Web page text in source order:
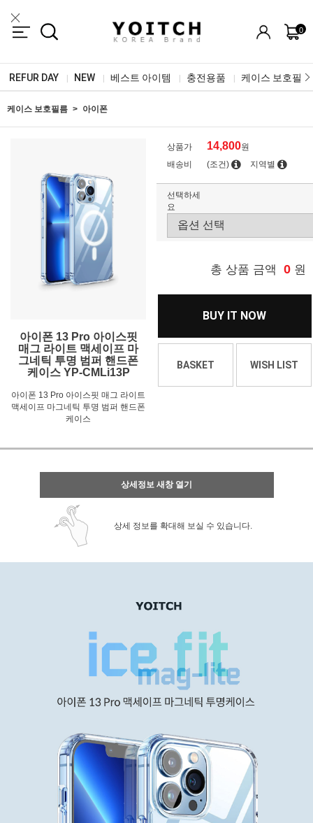
0
REFUR DAY NEW 베스트 아이템 충전용품 케이스 보호필름
케이스 보호필름 아이폰
아이폰 13 Pro 아이스핏
매그 라이트 맥세이프 마
그네틱 투명 범퍼 핸드폰
케이스 YP-CMLi13P
아이폰 13 Pro 아이스핏 매그 라이트
맥세이프 마그네틱 투명 범퍼 핸드폰
케이스
상품가 14,800원
배송비
(조건) 지역별
선택하세
요
총 상품 금액 0 원
BUY IT NOW
BASKET WISH LIST
상세정보 새창 열기
상세 정보를 확대해 보실 수 있습니다.